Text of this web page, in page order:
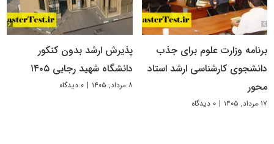
برنامه وزارت علوم برای جذب
دانشجوی کارشناسی ارشد استاد
محور
۱۷ مرداد, ۱۴۰۵ | ۰ دیدگاه
پذیرش ارشد بدون کنکور
دانشگاه شهید رجایی ۱۴۰۵
۸ مرداد, ۱۴۰۵ | ۰ دیدگاه